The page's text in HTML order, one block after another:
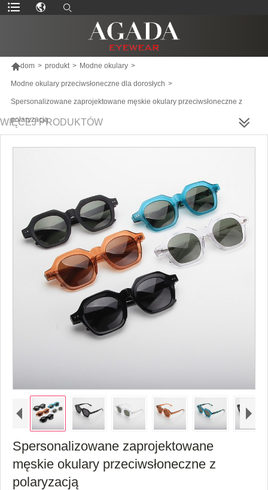
dom > produkt > Modne okulary >
Modne okulary przeciwsłoneczne dla dorosłych >
Spersonalizowane zaprojektowane męskie okulary przeciwsłoneczne z
polaryzacją
WIĘCEJ PRODUKTÓW
Spersonalizowane zaprojektowane
męskie okulary przeciwsłoneczne z
polaryzacją